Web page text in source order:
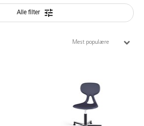
Alle filter
Mest populære